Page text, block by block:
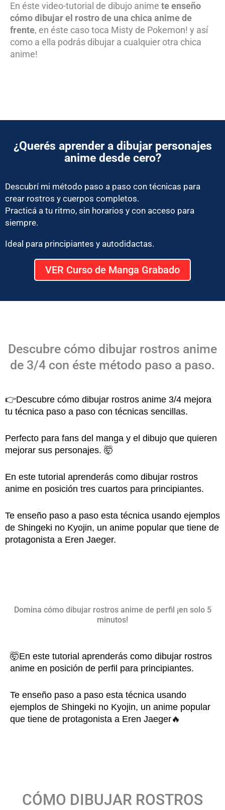
En éste video-tutorial de dibujo anime te enseño
cómo dibujar el rostro de una chica anime de
frente, en éste caso toca Misty de Pokemon! y así
como a ella podrás dibujar a cualquier otra chica
anime!
¿Querés aprender a dibujar personajes
anime desde cero?
Descubrí mi método paso a paso con técnicas para
crear rostros y cuerpos completos.
Practicá a tu ritmo, sin horarios y con acceso para
siempre.
Ideal para principiantes y autodidactas.
VER Curso de Manga Grabado
Descubre cómo dibujar rostros anime
de 3/4 con éste método paso a paso.
👉Descubre cómo dibujar rostros anime 3/4 mejora
tu técnica paso a paso con técnicas sencillas.
Perfecto para fans del manga y el dibujo que quieren
mejorar sus personajes. 🤯
En este tutorial aprenderás como dibujar rostros
anime en posición tres cuartos para principiantes.
Te enseño paso a paso esta técnica usando ejemplos
de Shingeki no Kyojin, un anime popular que tiene de
protagonista a Eren Jaeger.
Domina cómo dibujar rostros anime de perfil ¡en solo 5
minutos!
🤯En este tutorial aprenderás como dibujar rostros
anime en posición de perfil para principiantes.
Te enseño paso a paso esta técnica usando
ejemplos de Shingeki no Kyojin, un anime popular
que tiene de protagonista a Eren Jaeger🔥
CÓMO DIBUJAR ROSTROS